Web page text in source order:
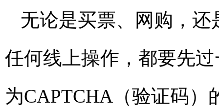
无论是买票、网购，
任何线上操作，都要先
为CAPTCHA（验证码